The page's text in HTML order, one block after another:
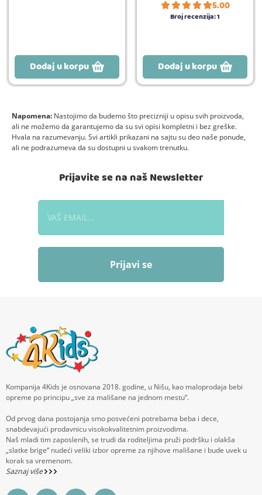
Dodaj u korpu
5.00
Broj recenzija:1
Dodaj u korpu
Napomena: Nastojimo da budemo što precizniji u opisu svih proizvoda,
ali ne možemo da garantujemo da su svi opisi kompletni i bez greške.
Hvala na razumevanju. Svi artikli prikazani na sajtu su deo naše ponude,
ali ne podrazumeva da su dostupni u svakom trenutku.
Prijavite se na naš Newsletter
Prijavi se
Kompanija 4Kids je osnovana 2018. godine, u Nišu, kao maloprodaja bebi
opreme po principu „sve za mališane na jednom mestu“.
Od prvog dana postojanja smo posvećeni potrebama beba i dece,
snabdevajući prodavnicu visokokvalitetnim proizvodima.
Naš mladi tim zaposlenih, se trudi da roditeljima pruži podršku i olakša
„slatke brige“ nudeći veliki izbor opreme za njihove mališane i bude uvek u
korak sa vremenom.
Saznaj više